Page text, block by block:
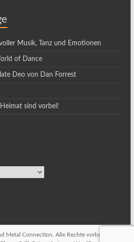
Musik, Tanz und Emotionen
of Dance
Deo von Dan Forrest
sind vorbei!
Metal Connection . Alle Rechte vorbehalten.